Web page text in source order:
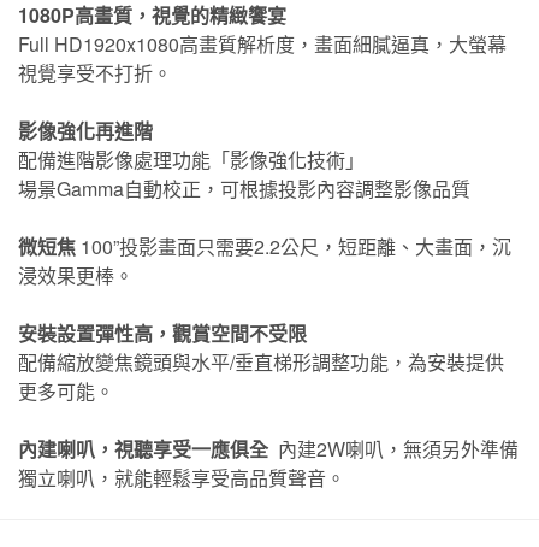
1080P高畫質，視覺的精緻饗宴
Full HD1920x1080高畫質解析度，畫面細膩逼真，大螢幕
視覺享受不打折。
影像強化再進階
配備進階影像處理功能「影像強化技術」
場景Gamma自動校正，可根據投影內容調整影像品質
微短焦 100”投影畫面只需要2.2公尺，短距離、大畫面，沉
浸效果更棒。
安裝設置彈性高，觀賞空間不受限
配備縮放變焦鏡頭與水平/垂直梯形調整功能，為安裝提供
更多可能。
內建喇叭，視聽享受一應俱全 內建2W喇叭，無須另外準備
獨立喇叭，就能輕鬆享受高品質聲音。